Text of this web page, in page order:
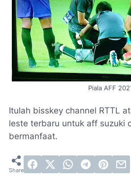
Piala AFF
Itulah bisskey channel RTTL
leste terbaru untuk aff suzuki
bermanfaat.